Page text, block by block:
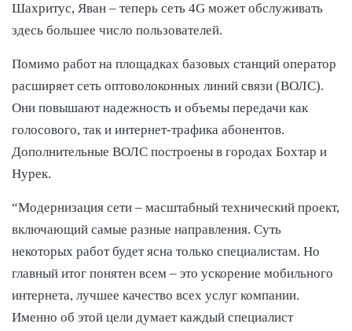
Шахритус, Яван – теперь сеть 4G может обслуживать
здесь большее число пользователей.
Помимо работ на площадках базовых станций оператор
расширяет сеть оптоволоконных линий связи (ВОЛС).
Они повышают надежность и объемы передачи как
голосового, так и интернет-трафика абонентов.
Дополнительные ВОЛС построены в городах Бохтар и
Нурек.
“Модернизация сети – масштабный технический проект,
включающий самые разные направления. Суть
некоторых работ будет ясна только специалистам. Но
главный итог понятен всем – это ускорение мобильного
интернета, лучшее качество всех услуг компании.
Именно об этой цели думает каждый специалист